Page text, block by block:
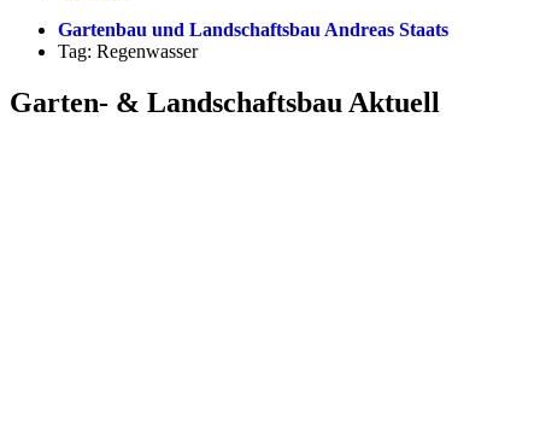
Gartenbau und Landschaftsbau Andreas Staats
Tag: Regenwasser
Garten- & Landschaftsbau Aktuell